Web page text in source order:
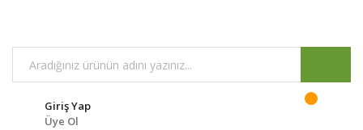
Giriş Yap
Üye Ol